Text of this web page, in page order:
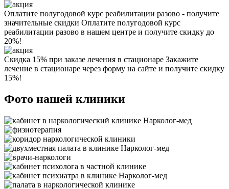
Оплатите полугодовой курс реабилитации разово - получите
значительные скидки Оплатите полугодовой курс
реабилитации разово в нашем центре и получите скидку до
20%!
Скидка 15% при заказе лечения в стационаре Закажите
лечение в стационаре через форму на сайте и получите скидку
15%!
Фото нашей клиники